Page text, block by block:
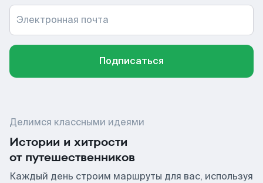
Электронная почта
Подписаться
Делимся классными идеями
Истории и хитрости
от путешественников
Каждый день строим маршруты для вас, используя